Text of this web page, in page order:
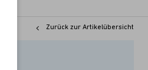
Zurück zur Artikelübersicht